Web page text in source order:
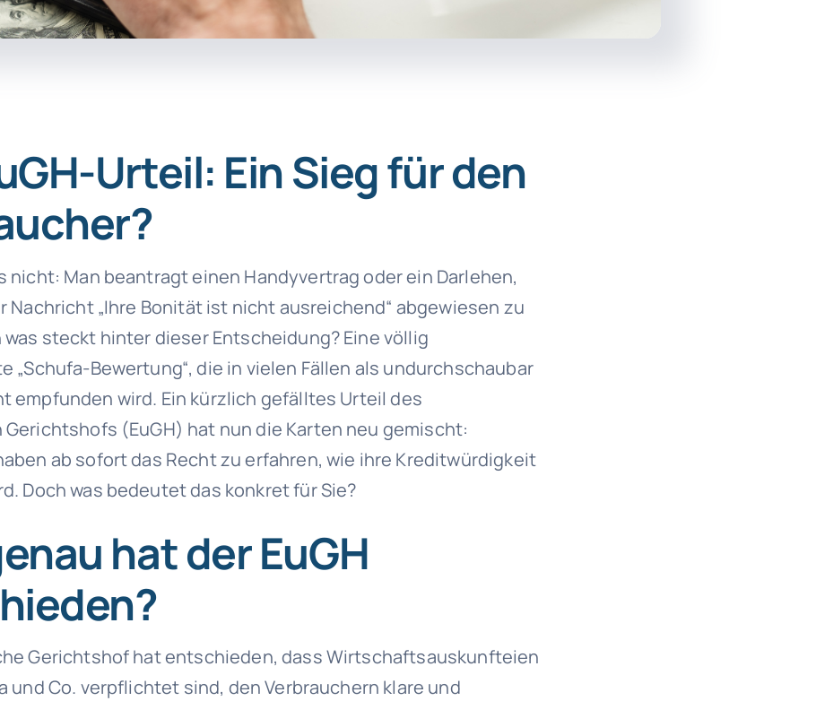
Urteil: Ein Sieg für den
nicht: Man beantragt einen Handyvertrag oder ein Darlehen,
Nachricht „Ihre Bonität ist nicht ausreichend“ abgewiesen zu
was steckt hinter dieser Entscheidung? Eine völlig
„Schufa-Bewertung“, die in vielen Fällen als undurchschaubar
empfunden wird. Ein kürzlich gefälltes Urteil des
Gerichtshofs (EuGH) hat nun die Karten neu gemischt:
ab sofort das Recht zu erfahren, wie ihre Kreditwürdigkeit
Doch was bedeutet das konkret für Sie?
hat der EuGH
Gerichtshof hat entschieden, dass Wirtschaftsauskunfteien
und Co. verpflichtet sind, den Verbrauchern klare und